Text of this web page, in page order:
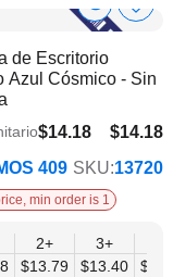
12+
$12.21
15+
$11.82
Show
Product
Info
lista
de Escritorio
Azul Cósmico - Sin
$14.18
$11.03
$14.18
409 SKU:13720
min order is 1
2+
$13.79
3+
$13.40